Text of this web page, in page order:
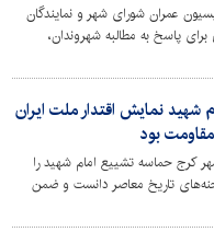
عمران شورای شهر و نمایندگان
پاسخ به مطالبه شهروندان،
ایمن‌سازی و تکمیل تقاطع پل راه‌آهن با
گرفت؛ اکنون دستگاه‌های متولی
تعهدات خود را برای اتمام آخرین
ترافیکی و حیاتی عملیاتی کنند.
شهید نمایش اقتدار ملت ایران
بود
کرج حماسه تشییع امام شهید را
تاریخ معاصر دانست و ضمن
مراسم، بر ضرورت بهره‌گیری از ظرفیت